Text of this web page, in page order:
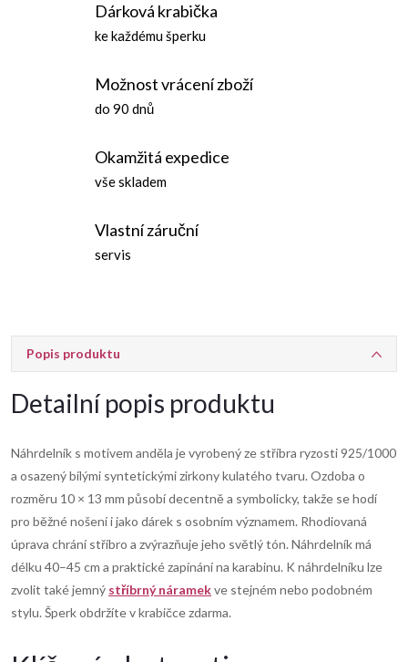
Dárková krabička
ke každému šperku
Možnost vrácení zboží
do 90 dnů
Okamžitá expedice
vše skladem
Vlastní záruční
servis
Popis produktu
Detailní popis produktu
Náhrdelník s motivem anděla je vyrobený ze stříbra ryzosti 925/1000
a osazený bílými syntetickými zirkony kulatého tvaru. Ozdoba o
rozměru 10 × 13 mm působí decentně a symbolicky, takže se hodí
pro běžné nošení i jako dárek s osobním významem. Rhodiovaná
úprava chrání stříbro a zvýrazňuje jeho světlý tón. Náhrdelník má
délku 40–45 cm a praktické zapínání na karabinu. K náhrdelníku lze
zvolit také jemný stříbrný náramekve stejném nebo podobném
stylu. Šperk obdržíte v krabičce zdarma.